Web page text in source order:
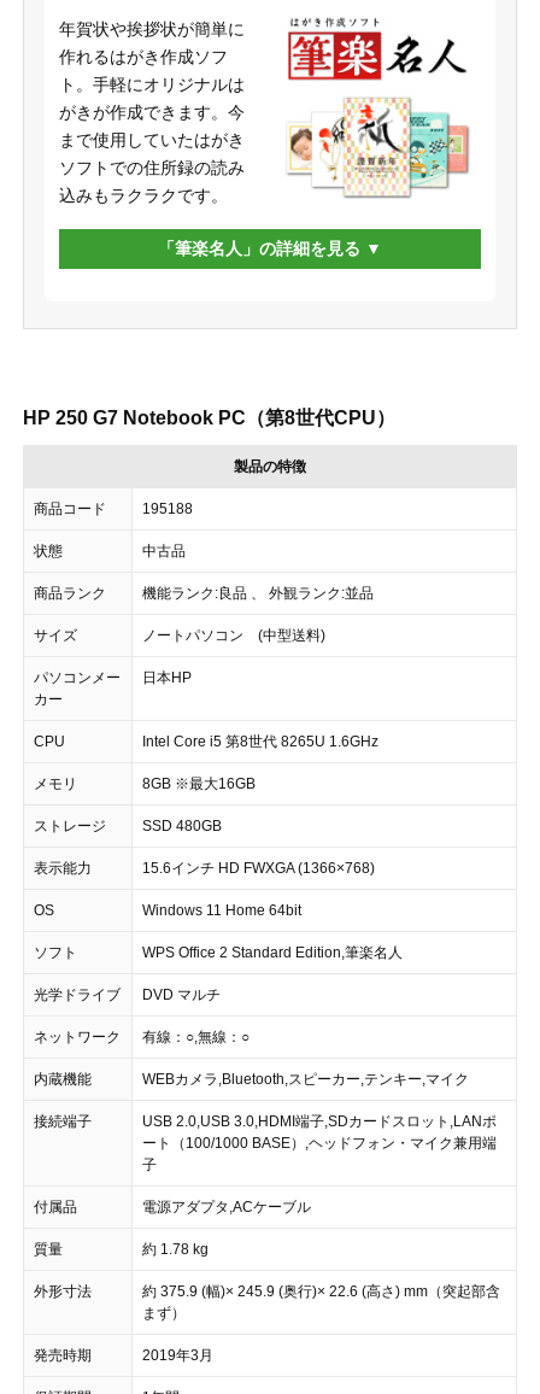
年賀状や挨拶状が簡単に
作れるはがき作成ソフ
ト。手軽にオリジナルは
がきが作成できます。今
まで使用していたはがき
ソフトでの住所録の読み
込みもラクラクです。
「筆楽名人」の詳細を見る
HP 250 G7 Notebook PC（第8世代CPU）
製品の特徴
商品コード 195188
状態 中古品
商品ランク 機能ランク:良品 、 外観ランク:並品
サイズ ノートパソコン (中型送料)
パソコンメー
カー
日本HP
CPU Intel Core i5 第8世代 8265U 1.6GHz
メモリ 8GB ※最大16GB
ストレージ SSD 480GB
表示能力 15.6インチ HD FWXGA (1366×768)
OS Windows 11 Home 64bit
ソフト WPS Office 2 Standard Edition,筆楽名人
光学ドライブ DVD マルチ
ネットワーク 有線：○,無線：○
内蔵機能 WEBカメラ,Bluetooth,スピーカー,テンキー,マイク
接続端子
USB 2.0,USB 3.0,HDMI端子,SDカードスロット,LANポ
ート（100/1000 BASE）,ヘッドフォン・マイク兼用端
子
付属品 電源アダプタ,ACケーブル
質量 約 1.78 kg
外形寸法
約 375.9 (幅)× 245.9 (奥行)× 22.6 (高さ) mm（突起部含
まず）
発売時期 2019年3月